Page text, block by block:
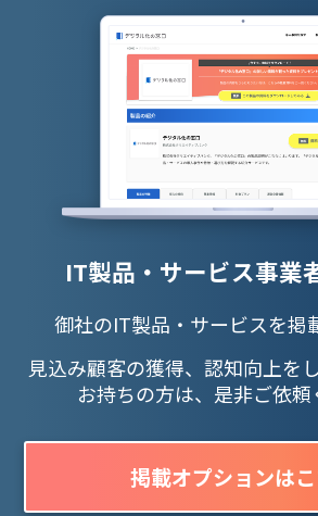
IT製品・サービス事業
御社のIT製品・サービスを掲
見込み顧客の獲得、認知向上を
お持ちの方は、是非ご依頼
掲載オプションは